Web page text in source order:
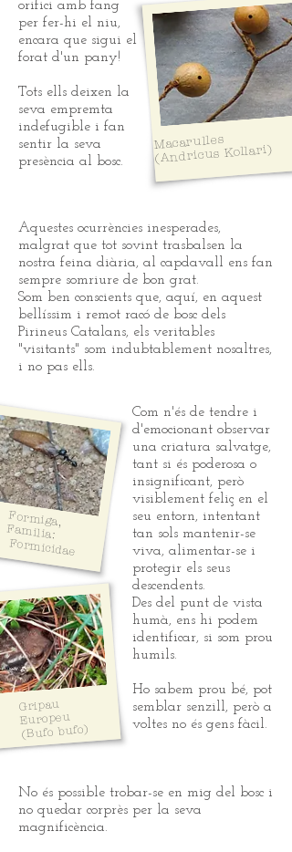
orifici amb fang
per fer-hi el niu,
encara que sigui el
forat d'un pany!
Tots ells deixen la
seva empremta
indefugible i fan
sentir la seva
presència al bosc.
Macarulles
(Andricus Kollari)
Aquestes ocurrències inesperades,
malgrat que tot sovint trasbalsen la
nostra feina diària, al capdavall ens fan
sempre somriure de bon grat.
Som ben conscients que, aquí, en aquest
bellíssim i remot racó de bosc dels
Pirineus Catalans, els veritables
"visitants" som indubtablement nosaltres,
i no pas ells.
Formiga,
Familia:
Formicidae
Gripau
Europeu
(Bufo bufo)
Com n'és de tendre i
d'emocionant observar
una criatura salvatge,
tant si és poderosa o
insignificant, però
visiblement feliç en el
seu entorn, intentant
tan sols mantenir-se
viva, alimentar-se i
protegir els seus
descendents.
Des del punt de vista
humà, ens hi podem
identificar, si som prou
humils.
Ho sabem prou bé, pot
semblar senzill, però a
voltes no és gens fàcil.
No és possible trobar-se en mig del bosc i
no quedar corprès per la seva
magnificència.